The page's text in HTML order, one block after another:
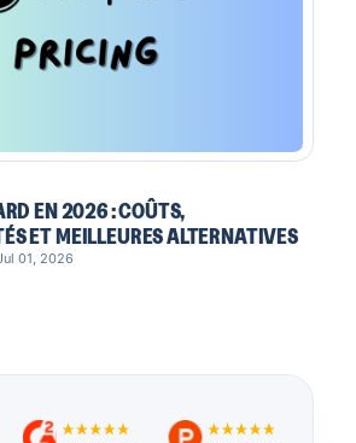
EN 2026 : COÛTS,
ET MEILLEURES ALTERNATIVES
01, 2026